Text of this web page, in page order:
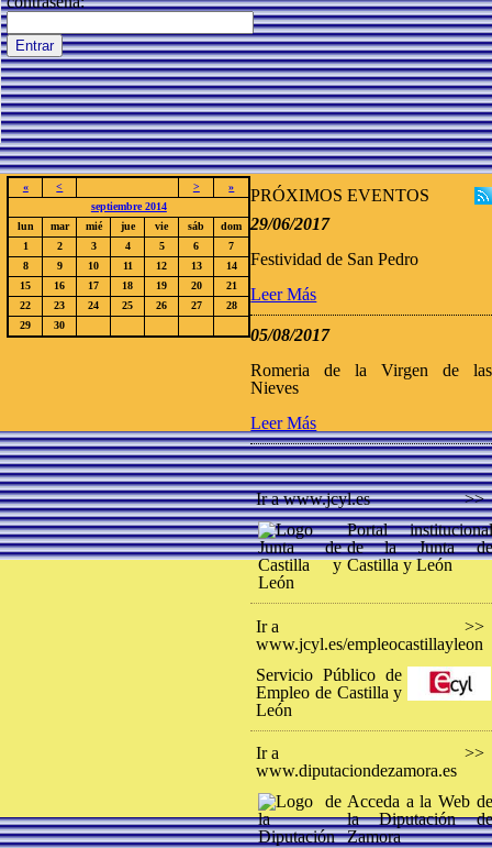
« < >
»
septiembre 2014
lun
mar mié jue vie sáb
dom
1
2 3 4 5 6
7
8
9 10 11 12 13
14
15
16 17 18 19 20
21
22
23 24 25 26 27
28
29
30
PRÓXIMOS EVENTOS
29/06/2017
Festividad de San Pedro
Leer Más
05/08/2017
Romeria de la Virgen de las
Nieves
Leer Más
Ir a www.jcyl.es
>>
Portal institucional
de la Junta de
Castilla y León
Ir a
www.jcyl.es/empleocastillayleon
>>
Servicio Público de
Empleo de Castilla y
León
Ir a
www.diputaciondezamora.es
>>
Acceda a la Web de
la Diputación de
Zamora